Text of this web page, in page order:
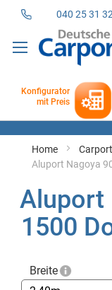
040 25 31
zum
Konfigurator
mit Preis
Home
Aluport Nagoya
Aluport
1500
Breite